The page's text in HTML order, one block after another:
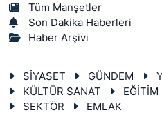
Tüm Manşetler
Son Dakika Haberleri
Haber Arşivi
SİYASET GÜNDEM
KÜLTÜR SANAT
EĞİTİM
SEKTÖR
EMLAK